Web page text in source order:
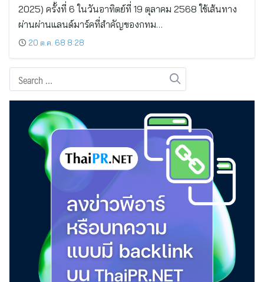
2025) ครั้งที่ 6 ในวันอาทิตย์ที่ 19 ตุลาคม 2568 ใช้เส้นทาง
ผ่านผ่านแลนด์มาร์คที่สำคัญของกทม…
20 ต.ค. 68 8:28